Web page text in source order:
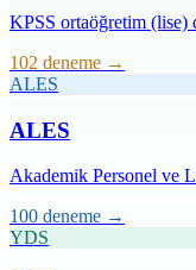
KPSS ortaöğretim (lise)
102 deneme →
ALES
ALES
Akademik Personel ve
100 deneme →
YDS